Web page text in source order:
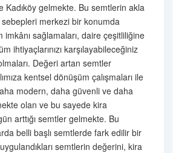
Kadıköy gelmekte. Bu semtlerin akla
sebepleri merkezi bir konumda
imkânı sağlamaları, daire çeşitliliğine
ihtiyaçlarınızı karşılayabileceğiniz
Değeri artan semtler
kentsel dönüşüm çalışmaları ile
modern, daha güvenli ve daha
olan ve bu sayede kira
arttığı semtler gelmekte. Bu
belli başlı semtlerde fark edilir bir
semtlerin değerini, kira